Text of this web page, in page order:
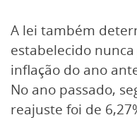
A lei também
estabelecido
inflação do ano
No ano passado,
reajuste foi de